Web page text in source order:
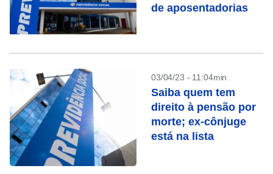
de aposentadorias
03/04/23 - 11:04min
Saiba quem tem
direito à pensão por
morte; ex-cônjuge
está na lista